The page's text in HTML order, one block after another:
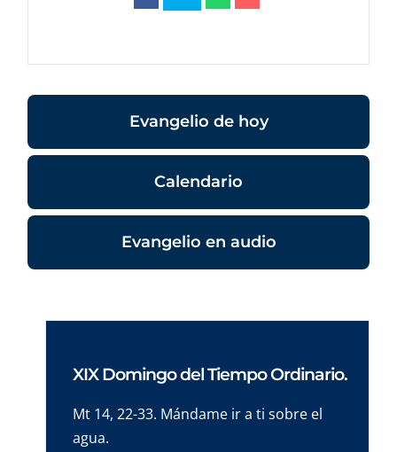
Evangelio de hoy
Calendario
Evangelio en audio
XIX Domingo del Tiempo Ordinario.
Mt 14, 22-33. Mándame ir a ti sobre el
agua.